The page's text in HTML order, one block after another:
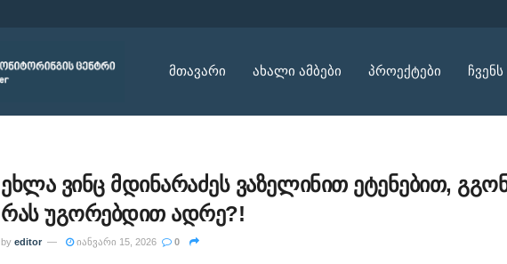
მთავარი ახალი ამბები პროექტები ჩვენს
ეხლა ვინც მდინარაძეს ვაზელინით ეტენებით,
რას უგორებდით ადრე?!
by editor იანვარი 15, 2026 0